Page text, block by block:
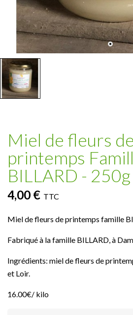
Miel de fleurs de
printemps
BILLARD - 250g
4,00 € TTC
Miel de fleurs de printemps famille
Fabriqué à la famille BILLARD, à
Ingrédients: miel de fleurs de
et Loir.
16.00€/ kilo